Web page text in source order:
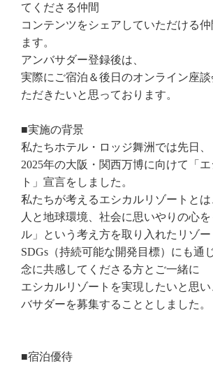
Experience
施設紹介
CAMP
アクセス情報
駐車場情報
周辺観光
お問
Q&A
企
パン
採用
てくださる仲間
コンテンツをシェアしていただける
ます。
アンバサダー登録後は、
実際にご宿泊＆後日のオンライン座
ただきたいと思っております。
■実施の背景
私たちホテル・ロッジ舞洲では先日、
2025年の大阪・関西万博に向けて「
ト」宣言をしました。
私たちが考えるエシカルリゾートとは
人と地球環境、社会に思いやりの心
ル」という考え方を取り入れたリゾー
SDGs（持続可能な開発目標）にも通
念に共感してくださる方とご一緒に
エシカルリゾートを実現したいと思
バサダーを募集することとしました。
■宿泊優待